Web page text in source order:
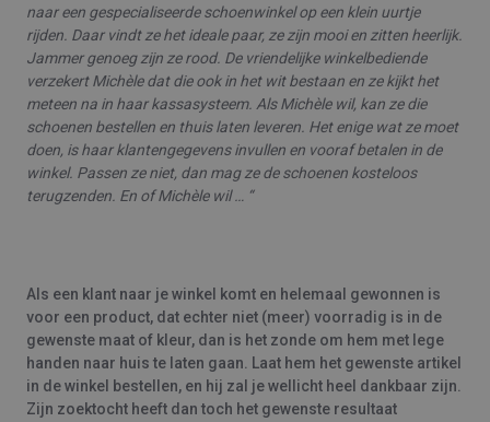
naar een gespecialiseerde schoenwinkel op een klein uurtje
rijden. Daar vindt ze het ideale paar, ze zijn mooi en zitten heerlijk.
Jammer genoeg zijn ze rood. De vriendelijke winkelbediende
verzekert Michèle dat die ook in het wit bestaan en ze kijkt het
meteen na in haar kassasysteem. Als Michèle wil, kan ze die
schoenen bestellen en thuis laten leveren. Het enige wat ze moet
doen, is haar klantengegevens invullen en vooraf betalen in de
winkel. Passen ze niet, dan mag ze de schoenen kosteloos
terugzenden. En of Michèle wil … “
Als een klant naar je winkel komt en helemaal gewonnen is
voor een product, dat echter niet (meer) voorradig is in de
gewenste maat of kleur, dan is het zonde om hem met lege
handen naar huis te laten gaan. Laat hem het gewenste artikel
in de winkel bestellen, en hij zal je wellicht heel dankbaar zijn.
Zijn zoektocht heeft dan toch het gewenste resultaat